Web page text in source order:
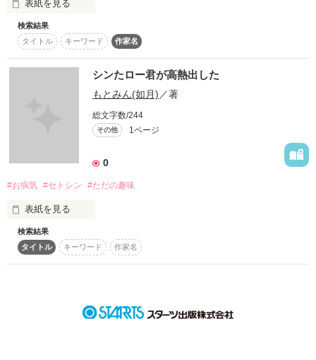
超短編！フェチから始まる溺愛コンテスト
スターツ出版小説投稿サイト合同企画「1話からの長編大
賞」ベリーズカフェ会場
動画あり
表紙を見る
初めまして。
シンタローと申します。
亀更新です。すみません。
暖かい目で見てくれると
検索結果
タイトル
キーワード 作家名
シンたロー君が高熱出した
もとみん(如月) ／著
総文字数/244
その他 1ページ
0
#お病気 #セトシン #ただの趣味
表紙を見る
趣味の塊です
検索結果
タイトル
キーワード 作家名